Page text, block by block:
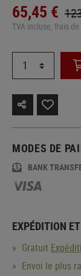
65,45 €
TVA incluse, frais
MODES DE
BANK
EXPÉDITION
Gratuit
Envoi le plus